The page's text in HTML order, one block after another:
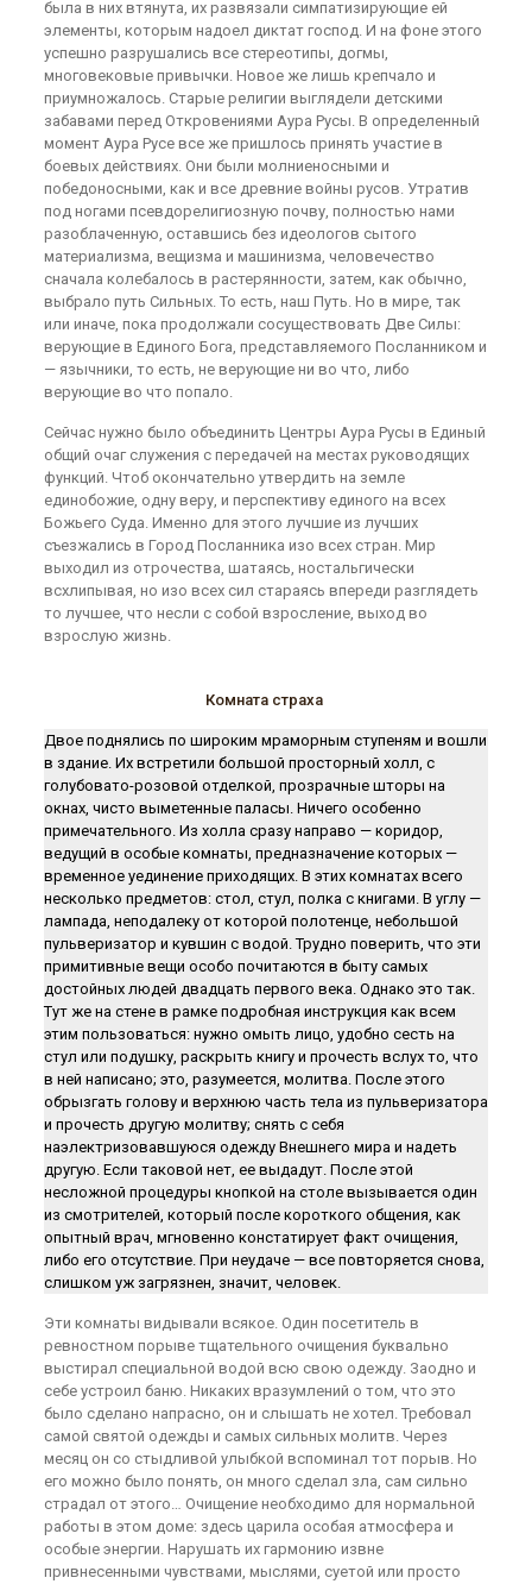
была в них втянута, их развязали симпатизирующие ей
элементы, которым надоел диктат господ. И на фоне этого
успешно разрушались все стереотипы, догмы,
многовековые привычки. Новое же лишь крепчало и
приумножалось. Старые религии выглядели детскими
забавами перед Откровениями Аура Русы. В определенный
момент Аура Русе все же пришлось принять участие в
боевых действиях. Они были молниеносными и
победоносными, как и все древние войны русов. Утратив
под ногами псевдорелигиозную почву, полностью нами
разоблаченную, оставшись без идеологов сытого
материализма, вещизма и машинизма, человечество
сначала колебалось в растерянности, затем, как обычно,
выбрало путь Сильных. То есть, наш Путь. Но в мире, так
или иначе, пока продолжали сосуществовать Две Силы:
верующие в Единого Бога, представляемого Посланником и
— язычники, то есть, не верующие ни во что, либо
верующие во что попало.
Сейчас нужно было объединить Центры Аура Русы в Единый
общий очаг служения с передачей на местах руководящих
функций. Чтоб окончательно утвердить на земле
единобожие, одну веру, и перспективу единого на всех
Божьего Суда. Именно для этого лучшие из лучших
съезжались в Город Посланника изо всех стран. Мир
выходил из отрочества, шатаясь, ностальгически
всхлипывая, но изо всех сил стараясь впереди разглядеть
то лучшее, что несли с собой взросление, выход во
взрослую жизнь.
Комната страха
Двое поднялись по широким мраморным ступеням и вошли
в здание. Их встретили большой просторный холл, с
голубовато-розовой отделкой, прозрачные шторы на
окнах, чисто выметенные паласы. Ничего особенно
примечательного. Из холла сразу направо — коридор,
ведущий в особые комнаты, предназначение которых —
временное уединение приходящих. В этих комнатах всего
несколько предметов: стол, стул, полка с книгами. В углу —
лампада, неподалеку от которой полотенце, небольшой
пульверизатор и кувшин с водой. Трудно поверить, что эти
примитивные вещи особо почитаются в быту самых
достойных людей двадцать первого века. Однако это так.
Тут же на стене в рамке подробная инструкция как всем
этим пользоваться: нужно омыть лицо, удобно сесть на
стул или подушку, раскрыть книгу и прочесть вслух то, что
в ней написано; это, разумеется, молитва. После этого
обрызгать голову и верхнюю часть тела из пульверизатора
и прочесть другую молитву; снять с себя
наэлектризовавшуюся одежду Внешнего мира и надеть
другую. Если таковой нет, ее выдадут. После этой
несложной процедуры кнопкой на столе вызывается один
из смотрителей, который после короткого общения, как
опытный врач, мгновенно констатирует факт очищения,
либо его отсутствие. При неудаче — все повторяется снова,
слишком уж загрязнен, значит, человек.
Эти комнаты видывали всякое. Один посетитель в
ревностном порыве тщательного очищения буквально
выстирал специальной водой всю свою одежду. Заодно и
себе устроил баню. Никаких вразумлений о том, что это
было сделано напрасно, он и слышать не хотел. Требовал
самой святой одежды и самых сильных молитв. Через
месяц он со стыдливой улыбкой вспоминал тот порыв. Но
его можно было понять, он много сделал зла, сам сильно
страдал от этого… Очищение необходимо для нормальной
работы в этом доме: здесь царила особая атмосфера и
особые энергии. Нарушать их гармонию извне
привнесенными чувствами, мыслями, суетой или просто